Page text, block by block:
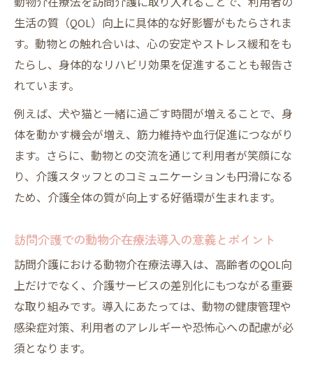
QOL向上
高齢者の笑顔を引き出す訪問介護と動物介
在療法
動物介在療法が訪問介護に与える精神的メ
リット
訪問介護での動物介在療法による生活の質
の変化
動物介在療法と訪問介護で高齢者の意欲を
支援
専門職の視点で訪問介護と動物介在療法を
連携
訪問介護で実践する動物介在療法の専門的
サポート
動物介在療法の安全運用を訪問介護で実現
する工夫
生活の質（QOL）向上に具体的な好影響がもたらされま
す。動物との触れ合いは、心の安定やストレス緩和をも
たらし、身体的なリハビリ効果を促進することも報告さ
れています。
例えば、犬や猫と一緒に過ごす時間が増えることで、身
体を動かす機会が増え、筋力維持や血行促進につながり
ます。さらに、動物との交流を通じて利用者が笑顔にな
り、介護スタッフとのコミュニケーションも円滑になる
ため、介護全体の質が向上する好循環が生まれます。
訪問介護での動物介在療法導入の意義とポイント
訪問介護における動物介在療法導入は、高齢者のQOL向
上だけでなく、介護サービスの差別化にもつながる重要
な取り組みです。導入にあたっては、動物の健康管理や
感染症対策、利用者のアレルギーや恐怖心への配慮が必
須となります。